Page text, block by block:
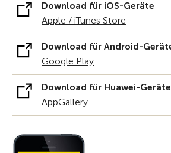
Download für iOS-Geräte
Apple / iTunes Store
Download für Android-
Google Play
Download für Huawei-Geräte
AppGallery